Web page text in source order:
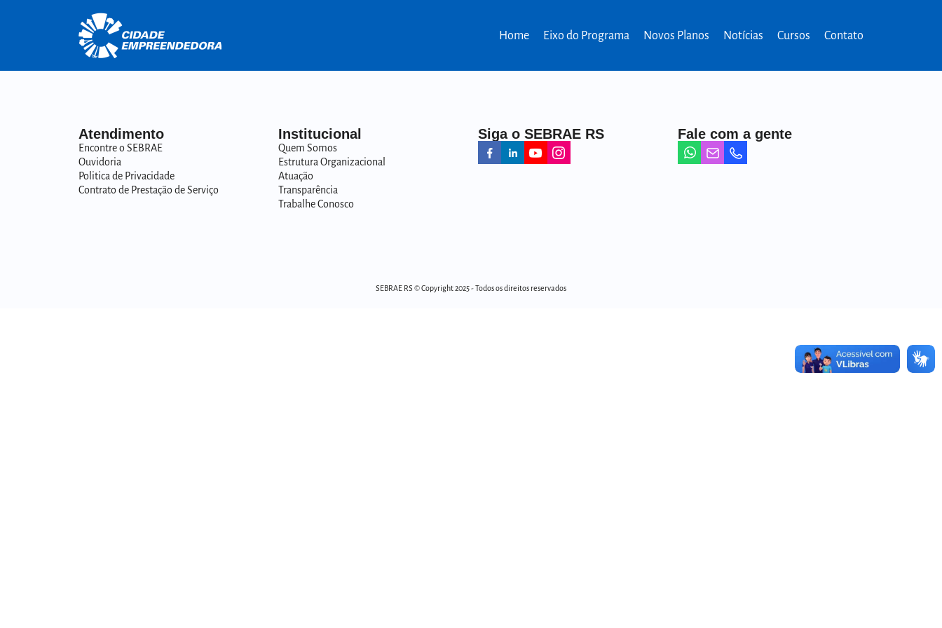
Home Eixo do Programa Novos Planos Notícias Cursos Contato
Atendimento
Encontre o SEBRAE
Ouvidoria
Politica de Privacidade
Contrato de Prestação de Serviço
Institucional
Quem Somos
Estrutura Organizacional
Atuação
Transparência
Trabalhe Conosco
Siga o SEBRAE RS Fale com a gente
SEBRAE RS © Copyright 2025 - Todos os direitos reservados